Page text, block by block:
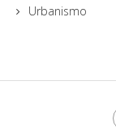
Urbanismo